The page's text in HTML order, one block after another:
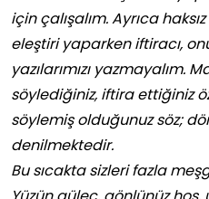
için çalışalım. Ayrıca
eleştiri yaparken iftiracı,
yazılarımızı yazmayalım.
söylediğiniz, iftira ettiğiniz
söylemiş olduğunuz söz;
denilmektedir.
Bu sıcakta sizleri fazla